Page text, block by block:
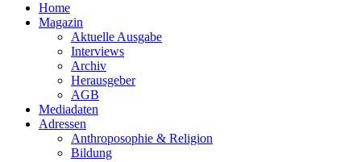
Home
Magazin
Aktuelle Ausgabe
Interviews
Archiv
Herausgeber
AGB
Mediadaten
Adressen
Anthroposophie & Religion
Bildung